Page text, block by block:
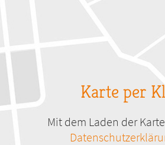
Karte per
Mit dem Laden der